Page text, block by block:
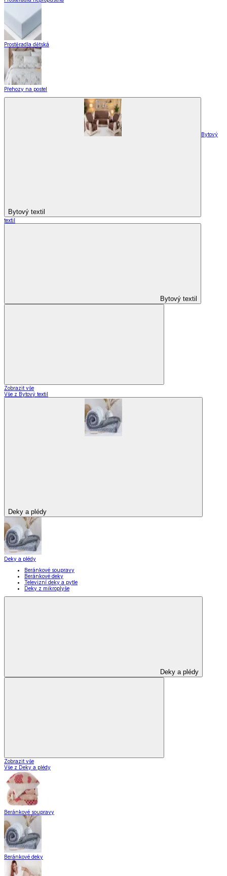
Prostěradla dětská
Přehozy na postel
Bytový textil
Bytový
textil
Bytový textil
Zobrazit vše
Vše z Bytový textil
Deky a plédy
Deky a plédy
Beránkové soupravy
Beránkové deky
Televizní deky a pytle
Deky z mikroplyše
Deky a plédy
Zobrazit vše
Vše z Deky a plédy
Beránkové soupravy
Beránkové deky